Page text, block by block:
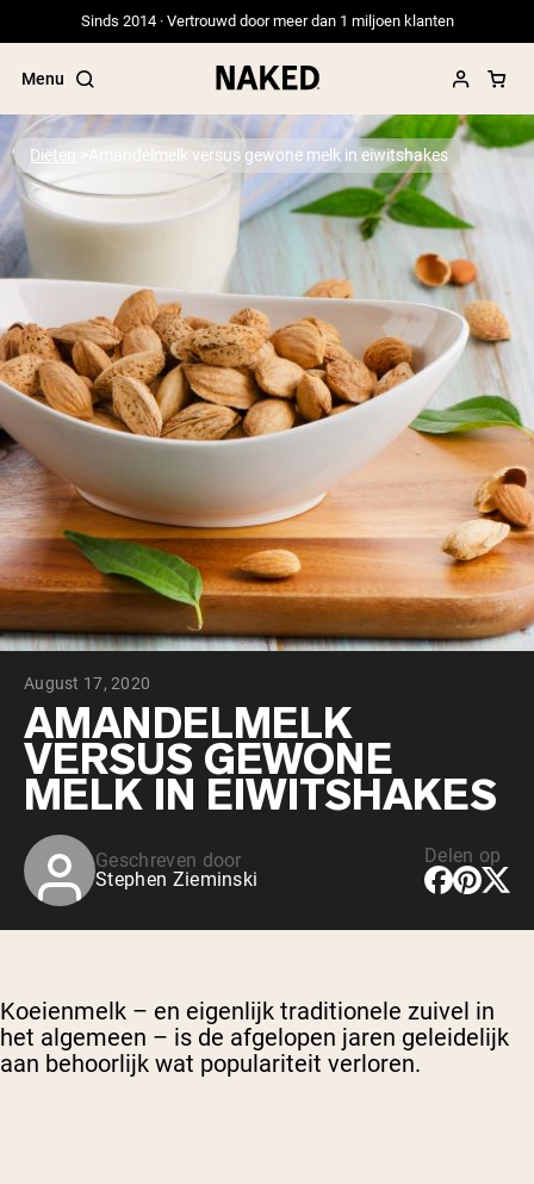
Sinds 2014 · Vertrouwd door meer dan 1 miljoen klanten
Menu
Populaire Zoektermen
”Protein Powder“
”Overnight Oats“
”Vegan protein“
”Collagen“
”Micellar Casein“
PROTEIN POWDERSBest Seller
Grasgevoerd Wei Eiwit Poeder
Collageenpeptiden
Chocolade Grasgevoerde Wei
Vanille grasgevoerde wei
Weidegevoerde wei
Shop All Protein Powders
VEGAN PROTEIN
Erwteneiwit
Diëten Amandelmelk versus gewone melk in eiwitshakes
August 17, 2020
AMANDELMELK
VERSUS GEWONE
MELK IN EIWITSHAKES
Geschreven door
Stephen Zieminski
Delen op
Koeienmelk – en eigenlijk traditionele zuivel in
het algemeen – is de afgelopen jaren geleidelijk
aan behoorlijk wat populariteit verloren.